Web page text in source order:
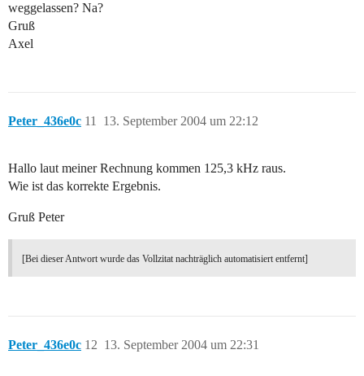
weggelassen? Na?
Gruß
Axel
Peter_436e0c 13. September 2004 um 22:12
11
Hallo laut meiner Rechnung kommen 125,3 kHz raus.
Wie ist das korrekte Ergebnis.
Gruß Peter
[Bei dieser Antwort wurde das Vollzitat nachträglich automatisiert entfernt]
Peter_436e0c 13. September 2004 um 22:31
12